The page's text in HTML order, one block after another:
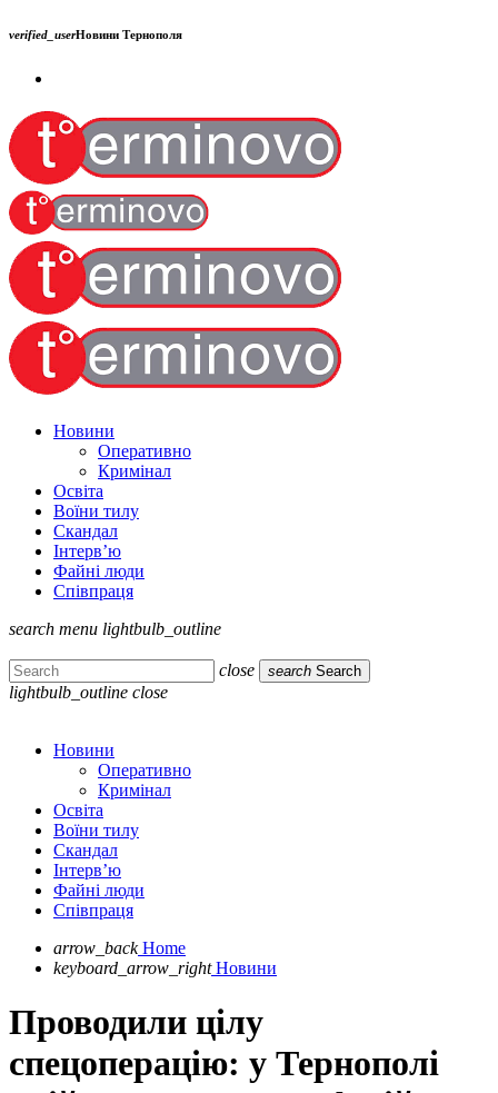
verified_userНовини Тернополя
Новини
Оперативно
Кримінал
Освіта
Воїни тилу
Скандал
Інтерв’ю
Файні люди
Співпраця
search menu lightbulb_outline
close search Search
lightbulb_outline close
Новини
Оперативно
Кримінал
Освіта
Воїни тилу
Скандал
Інтерв’ю
Файні люди
Співпраця
arrow_back Home
keyboard_arrow_right Новини
Проводили цілу
спецоперацію: у Тернополі